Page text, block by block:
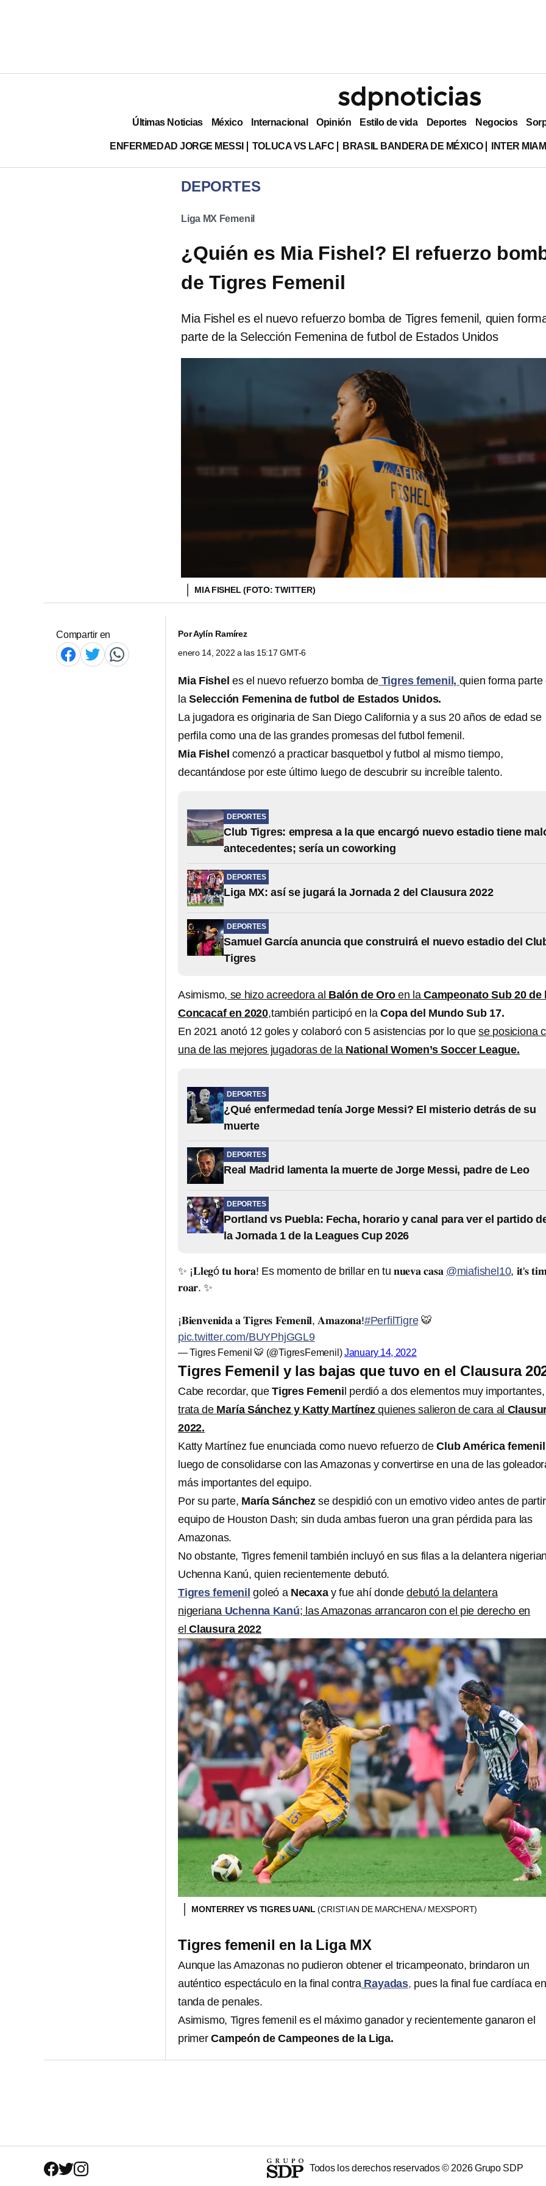
Últimas Noticias México Internacional Opinión Estilo de vida Deportes Negocios
ENFERMEDAD JORGE MESSI TOLUCA VS LAFC BRASIL BANDERA DE MÉXICO INTER
DEPORTES
Liga MX Femenil
¿Quién es Mia Fishel? El refuerzo
de Tigres Femenil
Mia Fishel es el nuevo refuerzo bomba de Tigres femenil, quien
parte de la Selección Femenina de futbol de Estados Unidos
MIA FISHEL (FOTO: TWITTER)
Compartir en PorAylín Ramírez
enero 14, 2022 a las 15:17 GMT-6
Mia Fishel es el nuevo refuerzo bomba de Tigres femenil, quien forma parte
laSelección Femenina de futbol de Estados Unidos.
La jugadora es originaria de San Diego California y a sus 20 años de edad se
perfila como una de las grandes promesas del futbol femenil.
Mia Fishel comenzó a practicar basquetbol y futbol al mismo tiempo,
decantándose por este último luego de descubrir su increíble talento.
DEPORTES
Club Tigres: empresa a la que encargó nuevo estadio tiene
antecedentes; sería un coworking
DEPORTES
Liga MX: así se jugará la Jornada 2 del Clausura 2022
DEPORTES
Samuel García anuncia que construirá el nuevo estadio del
Tigres
Asimismo, se hizo acreedora al Balón de Oroen laCampeonato Sub 20 de
Concacaf en 2020,también participó en laCopa del Mundo Sub 17.
En 2021 anotó 12 goles y colaboró con 5 asistencias por lo quese posiciona
una de las mejores jugadoras de la National Women’s Soccer League.
DEPORTES
¿Qué enfermedad tenía Jorge Messi? El misterio detrás de su
muerte
DEPORTES
Real Madrid lamenta la muerte de Jorge Messi, padre de Leo
DEPORTES
Portland vs Puebla: Fecha, horario y canal para ver el partido
la Jornada 1 de la Leagues Cup 2026
✨ ¡𝐋𝐥𝐞𝐠ó 𝐭𝐮 𝐡𝐨𝐫𝐚! Es momento de brillar en tu 𝐧𝐮𝐞𝐯𝐚 𝐜𝐚𝐬𝐚 @miafishel10, 𝐢𝐭'𝐬
𝐫𝐨𝐚𝐫. ✨
¡𝐁𝐢𝐞𝐧𝐯𝐞𝐧𝐢𝐝𝐚 𝐚 𝐓𝐢𝐠𝐫𝐞𝐬 𝐅𝐞𝐦𝐞𝐧𝐢𝐥, 𝐀𝐦𝐚𝐳𝐨𝐧𝐚!#PerfilTigre🐯
pic.twitter.com/BUYPhjGGL9
— Tigres Femenil 🐯 (@TigresFemenil)January 14, 2022
Tigres Femenil y las bajas que tuvo en el Clausura
Cabe recordar, queTigres Femeni l perdió a dos elementos muy
trata de María Sánchez y Katty Martínezquienes salieron de cara al
2022.
Katty Martínez fue enunciada como nuevo refuerzo deClub América femenil
luego de consolidarse con las Amazonas y convertirse en una de las
más importantes del equipo.
Por su parte, María Sánchez se despidió con un emotivo video antes de
equipo de Houston Dash; sin duda ambas fueron una gran pérdida para las
Amazonas.
No obstante, Tigres femenil también incluyó en sus filas a la delantera
Uchenna Kanú, quien recientemente debutó.
Tigres femenil goleó a Necaxay fue ahí dondedebutó la delantera
nigeriana Uchenna Kanú; las Amazonas arrancaron con el pie derecho en
el Clausura 2022
MONTERREY VS TIGRES UANL(CRISTIAN DE MARCHENA / MEXSPORT)
Tigres femenil en la Liga MX
Aunque las Amazonas no pudieron obtener el tricampeonato, brindaron un
auténtico espectáculo en la final contra Rayadas, pues la final fue cardíaca
tanda de penales.
Asimismo, Tigres femenil es el máximo ganador y recientemente ganaron el
primerCampeón de Campeones de la Liga.
Todos los derechos reservados © 2026Grupo SDP